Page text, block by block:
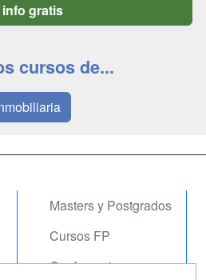
info gratis
cursos de...
Masters y Postgrados
Cursos FP
Conferencias